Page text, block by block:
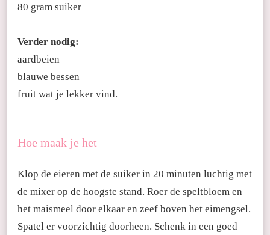
80 gram suiker
Verder nodig:
aardbeien
blauwe bessen
fruit wat je lekker vind.
Hoe maak je het
Klop de eieren met de suiker in 20 minuten luchtig met
de mixer op de hoogste stand. Roer de speltbloem en
het maismeel door elkaar en zeef boven het eimengsel.
Spatel er voorzichtig doorheen. Schenk in een goed